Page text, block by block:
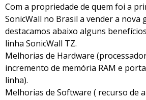
Com a propriedade de quem foi a
SonicWall no Brasil a vender a nova
destacamos abaixo alguns
linha SonicWall TZ.
Melhorias de Hardware
incremento de memória RAM e
linha).
Melhorias de Software ( recurso de